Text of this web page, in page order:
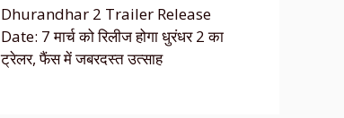
Dhurandhar 2 Trailer Release
Date: 7 मार्च को रिलीज होगा धुरंधर 2 का
ट्रेलर, फैंस में जबरदस्त उत्साह